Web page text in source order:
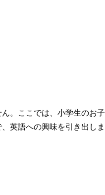
。ここでは、小学生のお子
英語への興味を引き出しま